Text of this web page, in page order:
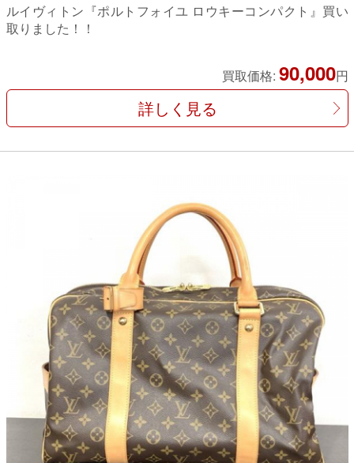
ルイヴィトン『ポルトフォイユ ロウキーコンパクト』買い
取りました！！
買取価格: 90,000円
詳しく見る